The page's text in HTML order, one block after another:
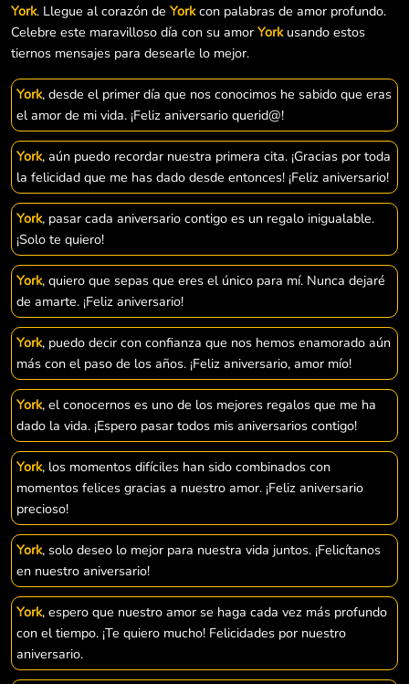
York. Llegue al corazón de Yorkcon palabras de amor profundo.
Celebre este maravilloso día con su amor Yorkusando estos
tiernos mensajes para desearle lo mejor.
York, desde el primer día que nos conocimos he sabido que eras
el amor de mi vida. ¡Feliz aniversario querid@!
York, aún puedo recordar nuestra primera cita. ¡Gracias por toda
la felicidad que me has dado desde entonces! ¡Feliz aniversario!
York, pasar cada aniversario contigo es un regalo inigualable.
¡Solo te quiero!
York, quiero que sepas que eres el único para mí. Nunca dejaré
de amarte. ¡Feliz aniversario!
York, puedo decir con confianza que nos hemos enamorado aún
más con el paso de los años. ¡Feliz aniversario, amor mío!
York, el conocernos es uno de los mejores regalos que me ha
dado la vida. ¡Espero pasar todos mis aniversarios contigo!
York, los momentos difíciles han sido combinados con
momentos felices gracias a nuestro amor. ¡Feliz aniversario
precioso!
York, solo deseo lo mejor para nuestra vida juntos. ¡Felicítanos
en nuestro aniversario!
York, espero que nuestro amor se haga cada vez más profundo
con el tiempo. ¡Te quiero mucho! Felicidades por nuestro
aniversario.